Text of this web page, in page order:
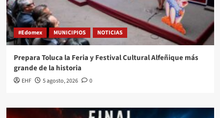
#Edomex MUNICIPIOS NOTICIAS
Prepara Toluca la Feria y Festival Cultural Alfeñique más
grande de la historia
EHF 5 agosto, 2026 0